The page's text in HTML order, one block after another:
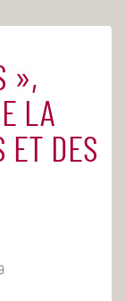
»,
LA
ET DES